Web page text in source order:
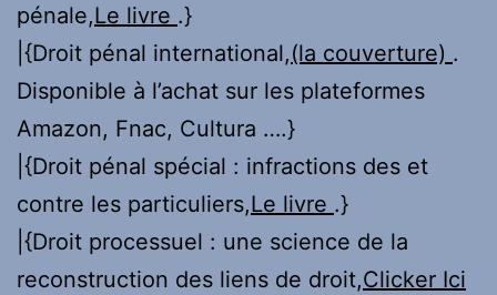
pénale,Le livre .}
|{Droit pénal international,(la couverture) .
Disponible à l’achat sur les plateformes
Amazon, Fnac, Cultura ….}
|{Droit pénal spécial : infractions des et
contre les particuliers,Le livre .}
|{Droit processuel : une science de la
reconstruction des liens de droit,Clicker Ici